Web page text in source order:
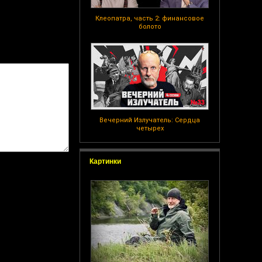
Клеопатра, часть 2: финансовое
болото
Вечерний Излучатель: Сердца
четырех
Картинки